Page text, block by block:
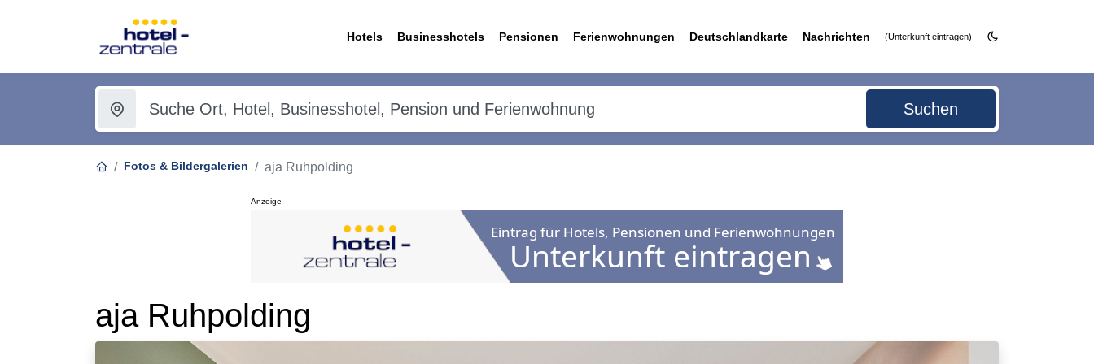
Hotels Businesshotels Pensionen Ferienwohnungen Deutschlandkarte Nachrichten (Unterkunft eintragen)
Suchen
Fotos & Bildergalerien aja Ruhpolding
Anzeige
aja Ruhpolding